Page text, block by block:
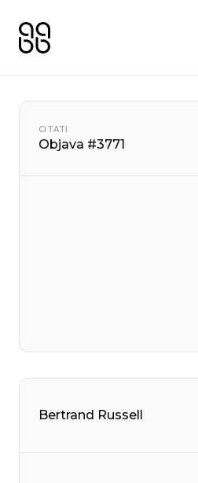
CITATI
Objava #3771
Bertrand Russell